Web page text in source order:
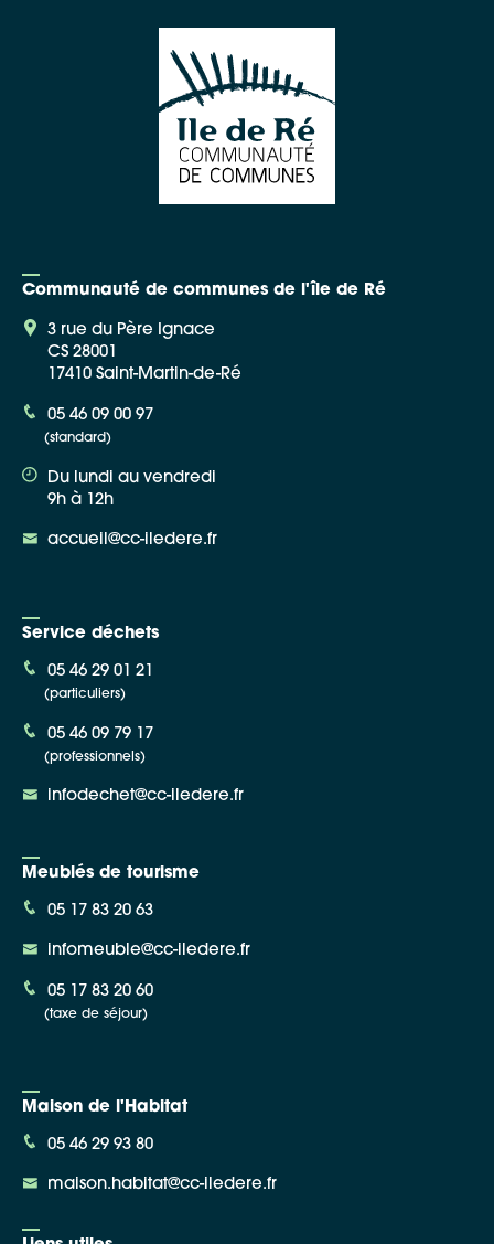
Communauté de communes de l'île de Ré
3 rue du Père Ignace
CS 28001
17410 Saint-Martin-de-Ré
05 46 09 00 97
(standard)
Du lundi au vendredi
9h à 12h
accueil@cc-iledere.fr
Service déchets
05 46 29 01 21
(particuliers)
05 46 09 79 17
(professionnels)
infodechet@cc-iledere.fr
Meublés de tourisme
05 17 83 20 63
infomeuble@cc-iledere.fr
05 17 83 20 60
(taxe de séjour)
Maison de l'Habitat
05 46 29 93 80
maison.habitat@cc-iledere.fr
Apple Plans